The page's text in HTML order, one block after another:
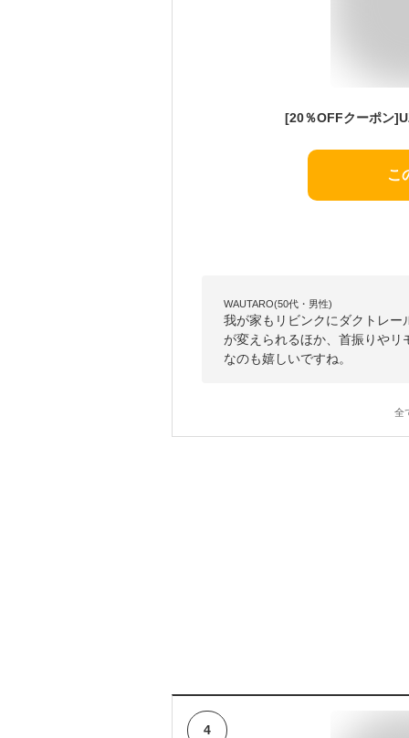
こ
WAUTARO(50代・男性)
我が家もリビンクにダクトレ
が変えられるほか、首振りや
なのも嬉しいですね。
全
4